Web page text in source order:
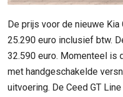
De prijs voor de nieuwe
25.290 euro inclusief btw.
32.590 euro. Momenteel is
met handgeschakelde
uitvoering. De Ceed GT